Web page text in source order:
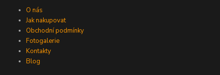
O nás
Jak nakupovat
Obchodní podmínky
Fotogalerie
Kontakty
Blog